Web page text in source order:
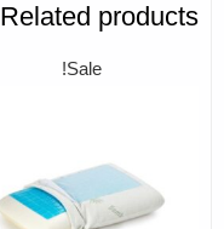
Related products
Sale!